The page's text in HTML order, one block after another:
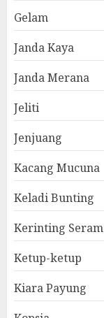
Gelam
Janda Kaya
Janda Merana
Jeliti
Jenjuang
Kacang Mucuna
Keladi Bunting
Kerinting Seram
Ketup-ketup
Kiara Payung